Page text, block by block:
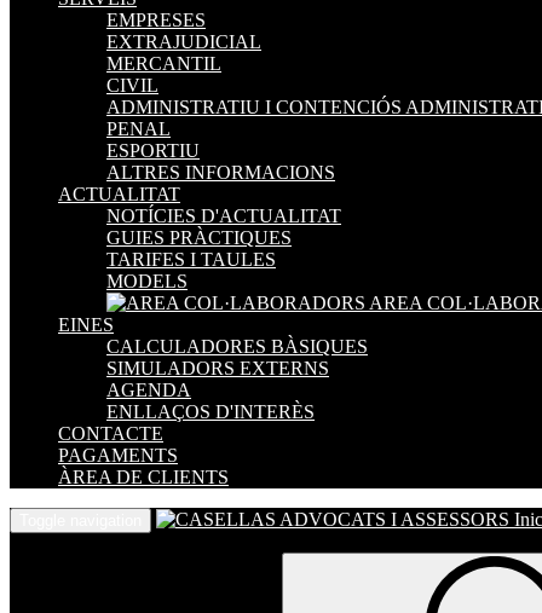
EMPRESES
EXTRAJUDICIAL
MERCANTIL
CIVIL
ADMINISTRATIU I CONTENCIÓS
PENAL
ESPORTIU
ALTRES INFORMACIONS
ACTUALITAT
NOTÍCIES D'ACTUALITAT
GUIES PRÀCTIQUES
TARIFES I TAULES
MODELS
AREA
EINES
CALCULADORES BÀSIQUES
SIMULADORS EXTERNS
AGENDA
ENLLAÇOS D'INTERÈS
CONTACTE
PAGAMENTS
ÀREA DE CLIENTS